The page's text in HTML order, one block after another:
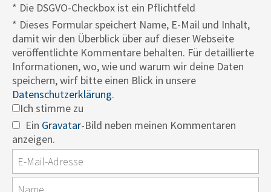
* Die DSGVO-Checkbox ist ein Pflichtfeld
* Dieses Formular speichert Name, E-Mail und Inhalt,
damit wir den Überblick über auf dieser Webseite
veröffentlichte Kommentare behalten. Für detaillierte
Informationen, wo, wie und warum wir deine Daten
speichern, wirf bitte einen Blick in unsere
Datenschutzerklärung.
Ich stimme zu
Ein Gravatar-Bild neben meinen Kommentaren
anzeigen.